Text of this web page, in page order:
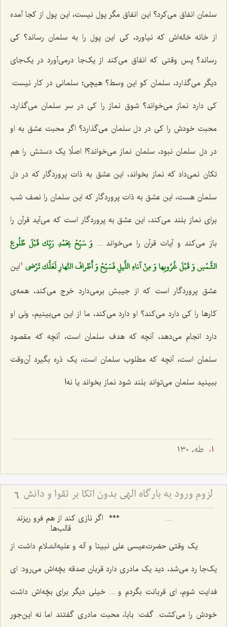
سلمان انفاق می‌کرد؟ این انفاق مگر پول نیست، این پول از کجا آمده
از خانه خاله‌اش که نیاورد، کی این پول را به سلمان رساند؟ کی
رساند؟ پس وقتی که انفاق می‌کند از یک‌جا درمی‌آورد در یک‌جای
دیگر می‌گذارد، سلمان کو این وسط؟ هیچی؛ سلمانی در کار نیست.
کی دارد نماز می‌خواند؟ شوق نماز را کی در سر سلمان می‌گذارد،
محبت خودش را کی در دل سلمان می‌گذارد؟ اگر محبت عشق به او
در دل سلمان نبود، سلمان نماز می‌خواند؟! اصلًا یک دستش را هم
تکان نمی‌داد که نماز بخواند، این عشق به ذات پروردگار که در دل
سلمان هست، این عشق به ذات پروردگار که این سلمان را نصف شب
برای نماز بلند می‌کند، این عشق به پروردگار است که می‌آید قرآن را
باز می‌کند و آیات قرآن را می‌خواند ... وَ سَبِّحْ بِحَمْدِ رَبِّك قَبْلَ طُلُوعِ
الشَّمْسِ وَ قَبْلَ غُرُوبِها وَ مِنْ آناءِ اللَّيلِ فَسَبِّحْ وَ أَطْرافَ النَّهارِ لَعَلَّك تَرْضى‌ 1 این
عشق پروردگار است که از جیبش برمی‌دارد خرج می‌کند، همه‌ی
کارها را کی دارد می‌کند؟ او دارد می‌کند، ما از این می‌بینیم، ولی او
دارد انجام می‌دهد، آنچه که هدف سلمان است، آنچه که مقصود
سلمان است، آنچه که مطلوب سلمان است، یک ذره بگیرد آن‌وقت
ببینید سلمان می‌تواند بلند شود نماز بخواند یا نه!
طه، ١٣٠
لزوم ورود به بارگاه الهی بدون اتکا بر تقوا و دانش 6
...
*** اگر نازی کند از هم فرو ریزند
قالب‌ها.
یک وقتی حضرت‌عیسی علی نبینا و آله و علیه‌السّلام داشت از
یک‌جا رد می‌شد، دید یک مادری دارد قربان صدقه بچّه‌اش می‌رود: ای
فدایت شوم، ای قربانت بگردم و ... خیلی دیگر برای بچّه‌اش داشت
خودش را می‌کشت. گفت: بابا، محبت مادری گفتند اما نه این‌جور